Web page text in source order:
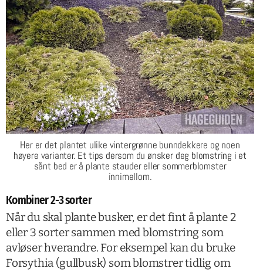
Her er det plantet ulike vintergrønne bunndekkere og noen
høyere varianter. Et tips dersom du ønsker deg blomstring i et
sånt bed er å plante stauder eller sommerblomster
innimellom.
Kombiner 2-3 sorter
Når du skal plante busker, er det fint å plante 2
eller 3 sorter sammen med blomstring som
avløser hverandre. For eksempel kan du bruke
Forsythia (gullbusk) som blomstrer tidlig om